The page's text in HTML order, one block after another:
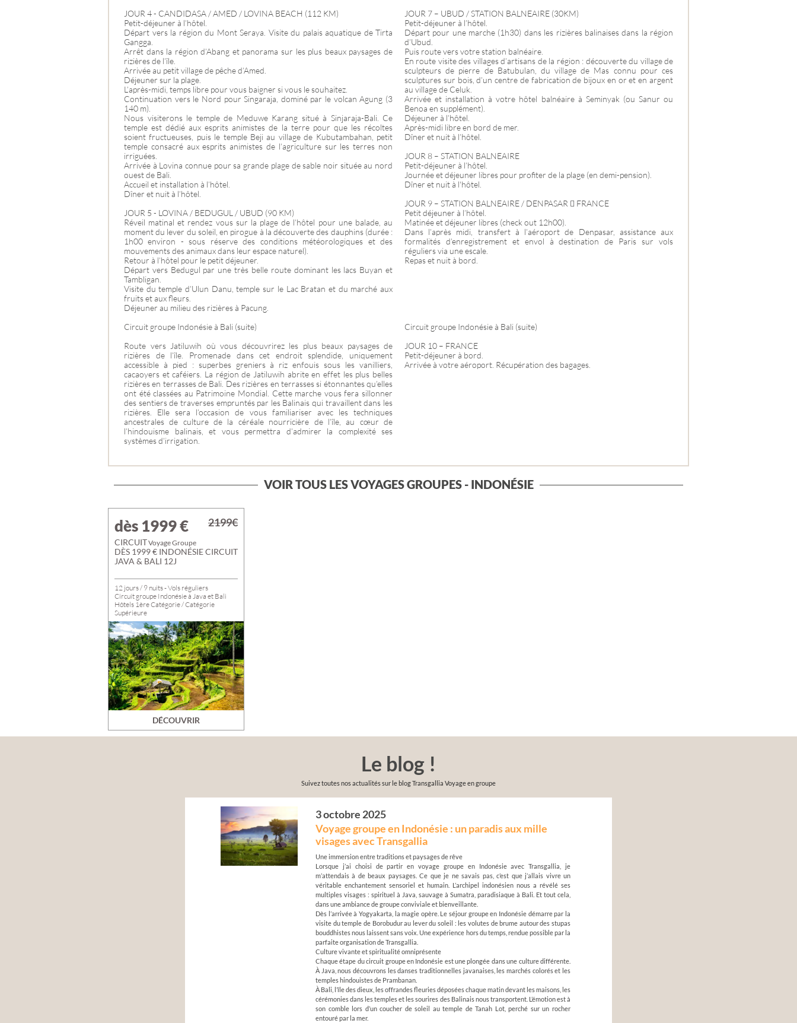
JOUR 4 - CANDIDASA / AMED / LOVINA BEACH (112 KM)
Petit-déjeuner à l’hôtel.
Départ vers la région du Mont Seraya. Visite du palais aquatique de Tirta
Gangga.
Arrêt dans la région d’Abang et panorama sur les plus beaux paysages de
rizières de l’île.
Arrivée au petit village de pêche d’Amed.
Déjeuner sur la plage.
L’après-midi, temps libre pour vous baigner si vous le souhaitez.
Continuation vers le Nord pour Singaraja, dominé par le volcan Agung (3
140 m).
Nous visiterons le temple de Meduwe Karang situé à Sinjaraja-Bali. Ce
temple est dédié aux esprits animistes de la terre pour que les récoltes
soient fructueuses, puis le temple Beji au village de Kubutambahan, petit
temple consacré aux esprits animistes de l’agriculture sur les terres non
irriguées.
Arrivée à Lovina connue pour sa grande plage de sable noir située au nord
ouest de Bali.
Accueil et installation à l’hôtel.
Dîner et nuit à l’hôtel.
JOUR 5 - LOVINA / BEDUGUL / UBUD (90 KM)
Réveil matinal et rendez vous sur la plage de l’hôtel pour une balade, au
moment du lever du soleil, en pirogue à la découverte des dauphins (durée :
1h00 environ - sous réserve des conditions météorologiques et des
mouvements des animaux dans leur espace naturel).
Retour à l’hôtel pour le petit déjeuner.
Départ vers Bedugul par une très belle route dominant les lacs Buyan et
Tambligan.
Visite du temple d’Ulun Danu, temple sur le Lac Bratan et du marché aux
fruits et aux fleurs.
Déjeuner au milieu des rizières à Pacung.
JOUR 7 – UBUD / STATION BALNEAIRE (30KM)
Petit-déjeuner à l’hôtel.
Départ pour une marche (1h30) dans les rizières balinaises dans la région
d’Ubud.
Puis route vers votre station balnéaire.
En route visite des villages d’artisans de la région : découverte du village de
sculpteurs de pierre de Batubulan, du village de Mas connu pour ces
sculptures sur bois, d’un centre de fabrication de bijoux en or et en argent
au village de Celuk.
Arrivée et installation à votre hôtel balnéaire à Seminyak (ou Sanur ou
Benoa en supplément).
Déjeuner à l’hôtel.
Après-midi libre en bord de mer.
Dîner et nuit à l’hôtel.
JOUR 8 – STATION BALNEAIRE
Petit-déjeuner à l’hôtel.
Journée et déjeuner libres pour profiter de la plage (en demi-pension).
Dîner et nuit à l'hôtel.
JOUR 9 – STATION BALNEAIRE / DENPASAR  FRANCE
Petit déjeuner à l’hôtel.
Matinée et déjeuner libres (check out 12h00).
Dans l’après midi, transfert à l’aéroport de Denpasar, assistance aux
formalités d’enregistrement et envol à destination de Paris sur vols
réguliers via une escale.
Repas et nuit à bord.
Circuit groupe Indonésie à Bali (suite)
Route vers Jatiluwih où vous découvrirez les plus beaux paysages de
rizières de l’île. Promenade dans cet endroit splendide, uniquement
accessible à pied : superbes greniers à riz enfouis sous les vanilliers,
cacaoyers et caféiers. La région de Jatiluwih abrite en effet les plus belles
rizières en terrasses de Bali. Des rizières en terrasses si étonnantes qu’elles
ont été classées au Patrimoine Mondial. Cette marche vous fera sillonner
des sentiers de traverses empruntés par les Balinais qui travaillent dans les
rizières. Elle sera l’occasion de vous familiariser avec les techniques
ancestrales de culture de la céréale nourricière de l’île, au cœur de
l’hindouisme balinais, et vous permettra d’admirer la complexité ses
systèmes d’irrigation.
Circuit groupe Indonésie à Bali (suite)
JOUR 10 – FRANCE
Petit-déjeuner à bord.
Arrivée à votre aéroport. Récupération des bagages.
VOIR TOUS LES VOYAGES GROUPES - INDONÉSIE
dès 1999€
CIRCUITVoyage Groupe
DÈS 1999 € INDONÉSIE CIRCUIT
JAVA & BALI 12J
12 jours / 9 nuits - Vols réguliers
Circuit groupe Indonésie à Java et Bali
Hôtels 1ère Catégorie / Catégorie
Supérieure
En Pension Complète
Visites guidées, Entrées, Croisière et
Spectacles
DÉCOUVRIR
2199€
Le blog !
Suivez toutes nos actualités sur le blog Transgallia Voyage en groupe
3 octobre 2025
Voyage groupe en Indonésie : un paradis aux mille
visages avec Transgallia
Une immersion entre traditions et paysages de rêve
Lorsque j’ai choisi de partir en voyage groupe en Indonésie avec Transgallia, je
m’attendais à de beaux paysages. Ce que je ne savais pas, c’est que j’allais vivre un
véritable enchantement sensoriel et humain. L’archipel indonésien nous a révélé ses
multiples visages : spirituel à Java, sauvage à Sumatra, paradisiaque à Bali. Et tout cela,
dans une ambiance de groupe conviviale et bienveillante.
Dès l’arrivée à Yogyakarta, la magie opère. Le séjour groupe en Indonésie démarre par la
visite du temple de Borobudur au lever du soleil : les volutes de brume autour des stupas
bouddhistes nous laissent sans voix. Une expérience hors du temps, rendue possible par la
parfaite organisation de Transgallia.
Culture vivante et spiritualité omniprésente
Chaque étape du circuit groupe en Indonésie est une plongée dans une culture différente.
À Java, nous découvrons les danses traditionnelles javanaises, les marchés colorés et les
temples hindouistes de Prambanan.
À Bali, l’île des dieux, les offrandes fleuries déposées chaque matin devant les maisons, les
cérémonies dans les temples et les sourires des Balinais nous transportent. L’émotion est à
son comble lors d’un coucher de soleil au temple de Tanah Lot, perché sur un rocher
entouré par la mer.